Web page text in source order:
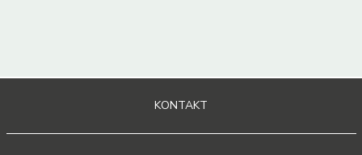
KONTAKT